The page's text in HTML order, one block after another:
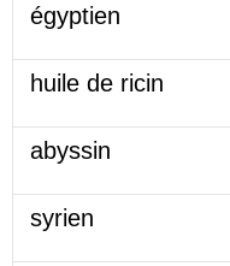
égyptien
huile de ricin
abyssin
syrien